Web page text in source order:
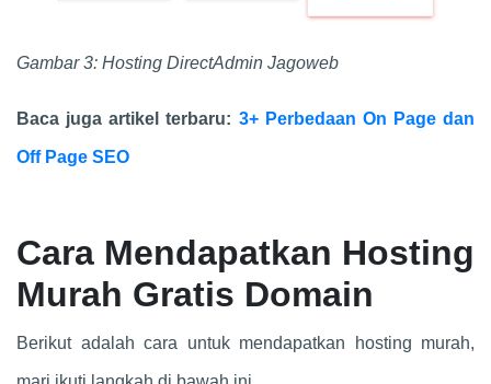
Gambar 3: Hosting DirectAdmin Jagoweb
Baca juga artikel terbaru: 3+ Perbedaan On Page dan
Off Page SEO
Cara Mendapatkan Hosting
Murah Gratis Domain
Berikut adalah cara untuk mendapatkan hosting murah,